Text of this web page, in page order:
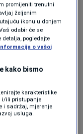
N1
građane:
ali još više
promijeniti trenutni
željenim
ikonu u donjem
odabir će se
detalja, pogledajte
o vašoj
kako bismo
karakteristike
i/ili pristupanje
i sadržaj, mjerenje
usluga.